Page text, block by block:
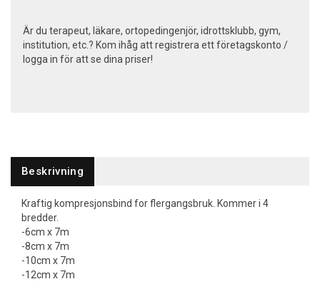
Är du terapeut, läkare, ortopedingenjör, idrottsklubb, gym,
institution, etc.? Kom ihåg att registrera ett företagskonto /
logga in för att se dina priser!
Beskrivning
Kraftig kompresjonsbind for flergangsbruk. Kommer i 4
bredder.
-6cm x 7m
-8cm x 7m
-10cm x 7m
-12cm x 7m